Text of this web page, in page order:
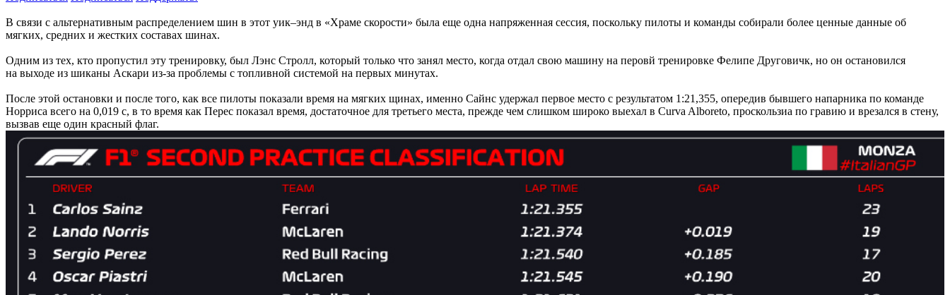
В связи с альтернативным распределением шин в этот уик–энд в «Храме скорости» была еще одна напряженная сессия, поскольку пилоты и команды собирали более ценные данные об
мягких, средних и жестких составах шинах.
Одним из тех, кто пропустил эту тренировку, был Лэнс Стролл, который только что занял место, когда отдал свою машину на перовй тренировке Фелипе Друговичк, но он остановился
на выходе из шиканы Аскари из-за проблемы с топливной системой на первых минутах.
После этой остановки и после того, как все пилоты показали время на мягких щинах, именно Сайнс удержал первое место с результатом 1:21,355, опередив бывшего напарника по команде
Норриса всего на 0,019 с, в то время как Перес показал время, достаточное для третьего места, прежде чем слишком широко выехал в Curva Alboreto, проскользиа по гравию и врезался в стену,
вызвав еще один красный флаг.